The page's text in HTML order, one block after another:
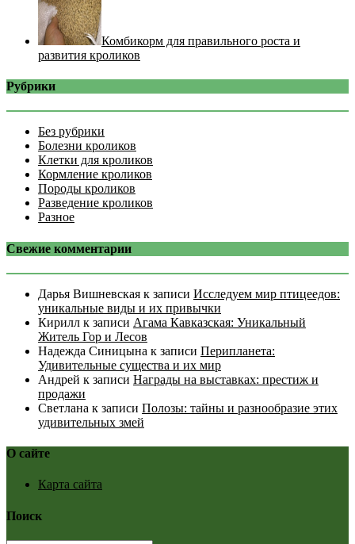
Комбикорм для правильного роста и
развития кроликов
Рубрики
Без рубрики
Болезни кроликов
Клетки для кроликов
Кормление кроликов
Породы кроликов
Разведение кроликов
Разное
Свежие комментарии
Дарья Вишневская к записи Исследуем мир птицеедов:
уникальные виды и их привычки
Кирилл к записи Агама Кавказская: Уникальный
Житель Гор и Лесов
Надежда Синицына к записи Перипланета:
Удивительные существа и их мир
Андрей к записи Награды на выставках: престиж и
продажи
Светлана к записи Полозы: тайны и разнообразие этих
удивительных змей
О сайте
Карта сайта
Поиск